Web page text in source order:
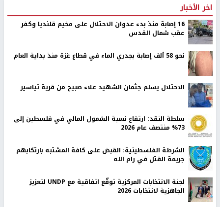
اخر الأخبار
16 إصابة منذ بدء عدوان الاحتلال على مخيم قلنديا وكفر
عقب شمال القدس
نحو 58 ألف إصابة بجدري الماء في قطاع غزة منذ بداية العام
الاحتلال يسلم جثمان الشهيد علاء صبيح من قرية تياسير
سلطة النقد: ارتفاع نسبة الشمول المالي في فلسطين إلى
73% منتصف عام 2026
الشرطة الفلسطينية: القبض على كافة المشتبه بارتكابهم
جريمة القتل في رام الله
لجنة الانتخابات المركزية توقّع اتفاقية مع UNDP لتعزيز
الجاهزية لانتخابات 2026